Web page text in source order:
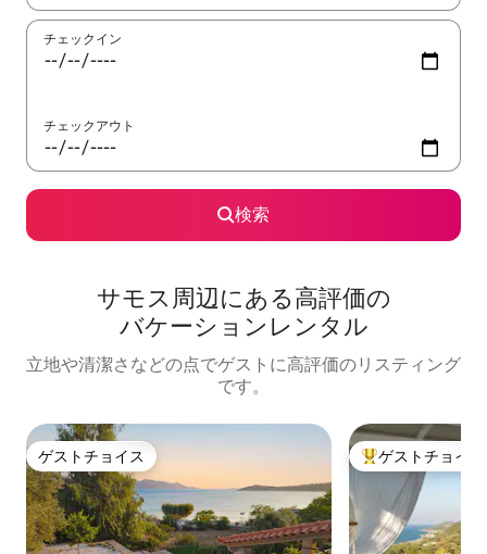
チェックイン
チェックアウト
検索
サモス⁠周⁠辺⁠に⁠あ⁠る高⁠評⁠価⁠の
バ⁠ケ⁠ー⁠シ⁠ョ⁠ン⁠レ⁠ン⁠タ⁠ル
立地や清潔さなどの点でゲストに高評価のリスティング
です。
ゲストチョイス
ゲストチョイス 大好評のゲスト
ゲストチョイス